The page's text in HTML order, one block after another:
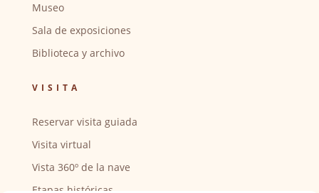
Museo
Sala de exposiciones
Biblioteca y archivo
VISITA
Reservar visita guiada
Visita virtual
Vista 360º de la nave
Etapas históricas